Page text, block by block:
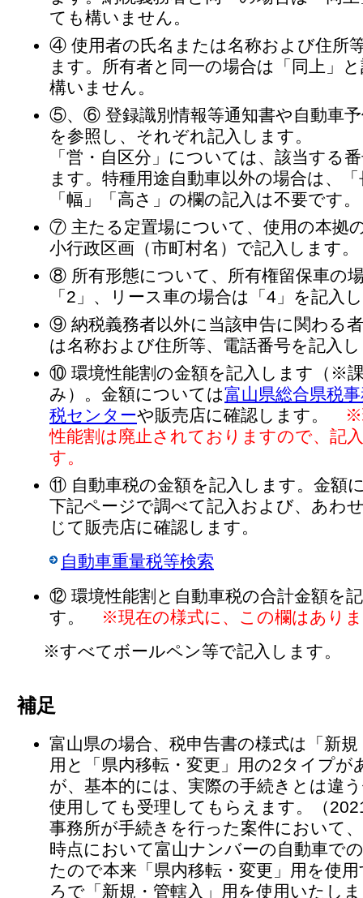
ても構いません。
④ 使用者の氏名または名称および住所
ます。所有者と同一の場合は「同上」
構いません。
⑤、⑥ 登録識別情報等通知書や自動車
を参照し、それぞれ記入します。
「営・自区分」については、該当する
ます。特種用途自動車以外の場合は、
「幅」「高さ」の欄の記入は不要です。
⑦ 主たる定置場について、使用の本拠
小行政区画（市町村名）で記入します。
⑧ 所有形態について、所有権留保車の
「2」、リース車の場合は「4」を記入
⑨ 納税義務者以外に当該申告に関わる
は名称および住所等、電話番号を記入
⑩ 環境性能割の金額を記入します（※
み）。金額については富山県総合県税
税センターや販売店に確認します。
※
性能割は廃止されておりますので、記
す。
⑪ 自動車税の金額を記入します。金額
下記ページで調べて記入および、あわ
じて販売店に確認します。
自動車重量税等検索
⑫ 環境性能割と自動車税の合計金額を
す。
※現在の様式に、この欄はあり
※すべてボールペン等で記入します。
補足
富山県の場合、税申告書の様式は「新規
用と「県内移転・変更」用の2タイプが
が、基本的には、実際の手続きとは違
使用しても受理してもらえます。（
事務所が手続きを行った案件において
時点において富山ナンバーの自動車で
たので本来「県内移転・変更」用を使
ろで「新規・管轄入」用を使用いたし